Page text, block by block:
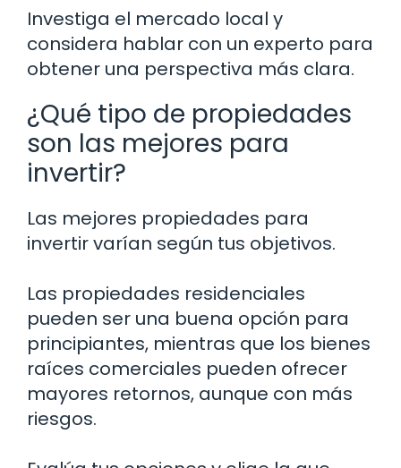
Investiga el mercado local y
considera hablar con un experto para
obtener una perspectiva más clara.
¿Qué tipo de propiedades
son las mejores para
invertir?
Las mejores propiedades para
invertir varían según tus objetivos.
Las propiedades residenciales
pueden ser una buena opción para
principiantes, mientras que los bienes
raíces comerciales pueden ofrecer
mayores retornos, aunque con más
riesgos.